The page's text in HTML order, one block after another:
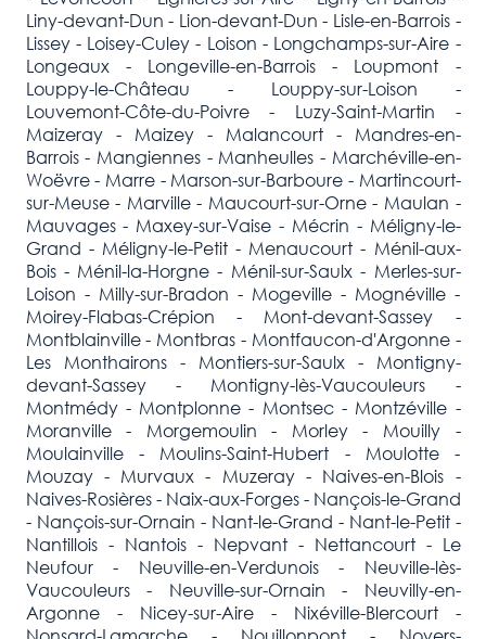
Liny-devant-Dun - Lion-devant-Dun - Lisle-en-Barrois -
Lissey - Loisey-Culey - Loison - Longchamps-sur-Aire -
Longeaux - Longeville-en-Barrois - Loupmont -
Louppy-le-Château - Louppy-sur-Loison -
Louvemont-Côte-du-Poivre - Luzy-Saint-Martin -
Maizeray - Maizey - Malancourt - Mandres-en-
Barrois - Mangiennes - Manheulles - Marchéville-en-
Woëvre - Marre - Marson-sur-Barboure - Martincourt-
sur-Meuse - Marville - Maucourt-sur-Orne - Maulan -
Mauvages - Maxey-sur-Vaise - Mécrin - Méligny-le-
Grand - Méligny-le-Petit - Menaucourt - Ménil-aux-
Bois - Ménil-la-Horgne - Ménil-sur-Saulx - Merles-sur-
Loison - Milly-sur-Bradon - Mogeville - Mognéville -
Moirey-Flabas-Crépion - Mont-devant-Sassey -
Montblainville - Montbras - Montfaucon-d'Argonne -
Les Monthairons - Montiers-sur-Saulx - Montigny-
devant-Sassey - Montigny-lès-Vaucouleurs -
Montmédy - Montplonne - Montsec - Montzéville -
Moranville - Morgemoulin - Morley - Mouilly -
Moulainville - Moulins-Saint-Hubert - Moulotte -
Mouzay - Murvaux - Muzeray - Naives-en-Blois -
Naives-Rosières - Naix-aux-Forges - Nançois-le-Grand
- Nançois-sur-Ornain - Nant-le-Grand - Nant-le-Petit -
Nantillois - Nantois - Nepvant - Nettancourt - Le
Neufour - Neuville-en-Verdunois - Neuville-lès-
Vaucouleurs - Neuville-sur-Ornain - Neuvilly-en-
Argonne - Nicey-sur-Aire - Nixéville-Blercourt -